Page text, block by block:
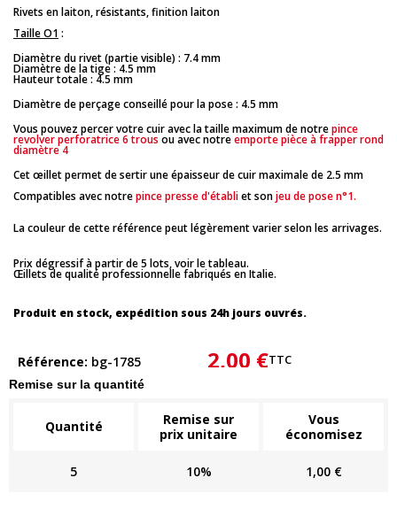
Rivets en laiton, résistants, finition laiton
Taille O1 :
Diamètre du rivet (partie visible) : 7.4 mm
Diamètre de la tige : 4.5 mm
Hauteur totale : 4.5 mm
Diamètre de perçage conseillé pour la pose : 4.5 mm
Vous pouvez percer votre cuir avec la taille maximum de notrepince
revolver perforatrice 6 trous ou avec notreemporte pièce à frapper rond
diamètre 4
Cet œillet permet de sertir une épaisseur de cuir maximale de 2.5 mm
Compatibles avec notrepince presse d'établiet sonjeu de pose n°1.
La couleur de cette référence peut légèrement varier selon les arrivages.
Prix dégressif à partir de 5 lots, voir le tableau.
Œillets de qualité professionnelle fabriqués en Italie.
Produit en stock, expédition sous 24h jours ouvrés.
Référence bg-1785 2,00 €TTC
Remise sur la quantité
Quantité
Remise sur
prix unitaire
Vous
économisez
5 10% 1,00 €